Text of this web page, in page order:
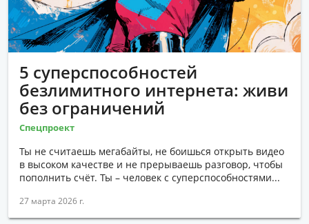
ПРОИСШЕСТВИЯ
НАУКА И ТЕХНОЛОГИИ
ПОКУПКИ
СОЦИАЛЬНОЕ ПРЕДПРИНИМАТЕЛЬСТВО
ОБЩЕСТВО
5 суперспособностей
безлимитного интернета: живи
без ограничений
Спецпроект
Ты не считаешь мегабайты, не боишься открыть видео
в высоком качестве и не прерываешь разговор, чтобы
пополнить счёт. Ты – человек с суперспособностями...
27 марта 2026 г.